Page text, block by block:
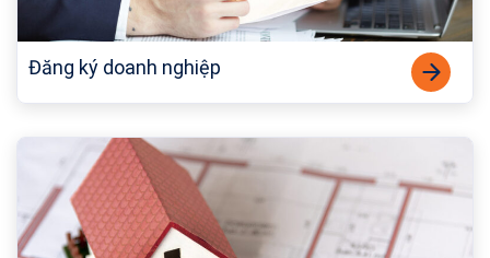
Đăng ký doanh nghiệp